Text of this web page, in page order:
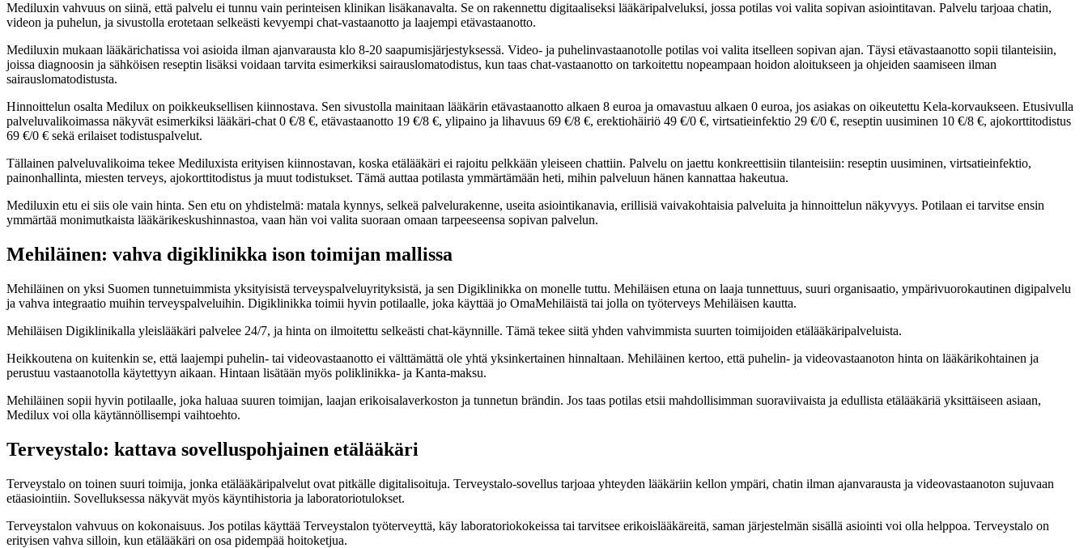
Mediluxin vahvuus on siinä, että palvelu ei tunnu vain perinteisen klinikan lisäkanavalta. Se on rakennettu digitaaliseksi lääkäripalveluksi, jossa potilas voi valita sopivan asiointitavan. Palvelu tarjoaa chatin,
videon ja puhelun, ja sivustolla erotetaan selkeästi kevyempi chat-vastaanotto ja laajempi etävastaanotto.
Mediluxin mukaan lääkärichatissa voi asioida ilman ajanvarausta klo 8-20 saapumisjärjestyksessä. Video- ja puhelinvastaanotolle potilas voi valita itselleen sopivan ajan. Täysi etävastaanotto sopii tilanteisiin,
joissa diagnoosin ja sähköisen reseptin lisäksi voidaan tarvita esimerkiksi sairauslomatodistus, kun taas chat-vastaanotto on tarkoitettu nopeampaan hoidon aloitukseen ja ohjeiden saamiseen ilman
sairauslomatodistusta.
Hinnoittelun osalta Medilux on poikkeuksellisen kiinnostava. Sen sivustolla mainitaan lääkärin etävastaanotto alkaen 8 euroa ja omavastuu alkaen 0 euroa, jos asiakas on oikeutettu Kela-korvaukseen. Etusivulla
palveluvalikoimassa näkyvät esimerkiksi lääkäri-chat 0 €/8 €, etävastaanotto 19 €/8 €, ylipaino ja lihavuus 69 €/8 €, erektiohäiriö 49 €/0 €, virtsatieinfektio 29 €/0 €, reseptin uusiminen 10 €/8 €, ajokorttitodistus
69 €/0 € sekä erilaiset todistuspalvelut.
Tällainen palveluvalikoima tekee Mediluxista erityisen kiinnostavan, koska etälääkäri ei rajoitu pelkkään yleiseen chattiin. Palvelu on jaettu konkreettisiin tilanteisiin: reseptin uusiminen, virtsatieinfektio,
painonhallinta, miesten terveys, ajokorttitodistus ja muut todistukset. Tämä auttaa potilasta ymmärtämään heti, mihin palveluun hänen kannattaa hakeutua.
Mediluxin etu ei siis ole vain hinta. Sen etu on yhdistelmä: matala kynnys, selkeä palvelurakenne, useita asiointikanavia, erillisiä vaivakohtaisia palveluita ja hinnoittelun näkyvyys. Potilaan ei tarvitse ensin
ymmärtää monimutkaista lääkärikeskushinnastoa, vaan hän voi valita suoraan omaan tarpeeseensa sopivan palvelun.
Mehiläinen: vahva digiklinikka ison toimijan mallissa
Mehiläinen on yksi Suomen tunnetuimmista yksityisistä terveyspalveluyrityksistä, ja sen Digiklinikka on monelle tuttu. Mehiläisen etuna on laaja tunnettuus, suuri organisaatio, ympärivuorokautinen digipalvelu
ja vahva integraatio muihin terveyspalveluihin. Digiklinikka toimii hyvin potilaalle, joka käyttää jo OmaMehiläistä tai jolla on työterveys Mehiläisen kautta.
Mehiläisen Digiklinikalla yleislääkäri palvelee 24/7, ja hinta on ilmoitettu selkeästi chat-käynnille. Tämä tekee siitä yhden vahvimmista suurten toimijoiden etälääkäripalveluista.
Heikkoutena on kuitenkin se, että laajempi puhelin- tai videovastaanotto ei välttämättä ole yhtä yksinkertainen hinnaltaan. Mehiläinen kertoo, että puhelin- ja videovastaanoton hinta on lääkärikohtainen ja
perustuu vastaanotolla käytettyyn aikaan. Hintaan lisätään myös poliklinikka- ja Kanta-maksu.
Mehiläinen sopii hyvin potilaalle, joka haluaa suuren toimijan, laajan erikoisalaverkoston ja tunnetun brändin. Jos taas potilas etsii mahdollisimman suoraviivaista ja edullista etälääkäriä yksittäiseen asiaan,
Medilux voi olla käytännöllisempi vaihtoehto.
Terveystalo: kattava sovelluspohjainen etälääkäri
Terveystalo on toinen suuri toimija, jonka etälääkäripalvelut ovat pitkälle digitalisoituja. Terveystalo-sovellus tarjoaa yhteyden lääkäriin kellon ympäri, chatin ilman ajanvarausta ja videovastaanoton sujuvaan
etäasiointiin. Sovelluksessa näkyvät myös käyntihistoria ja laboratoriotulokset.
Terveystalon vahvuus on kokonaisuus. Jos potilas käyttää Terveystalon työterveyttä, käy laboratoriokokeissa tai tarvitsee erikoislääkäreitä, saman järjestelmän sisällä asiointi voi olla helppoa. Terveystalo on
erityisen vahva silloin, kun etälääkäri on osa pidempää hoitoketjua.